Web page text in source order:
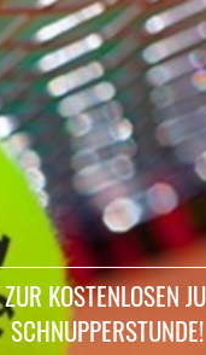
KOSTENLOSEN
SCHNUPPERSTUNDE!